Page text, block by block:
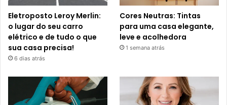
Eletroposto Leroy Merlin:
o lugar do seu carro
elétrico e de tudo o que
sua casa precisa!
6 dias atrás
Cores Neutras: Tintas
para uma casa elegante,
leve e acolhedora
1 semana atrás